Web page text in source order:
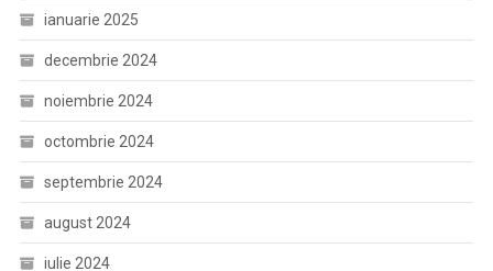
ianuarie 2025
decembrie 2024
noiembrie 2024
octombrie 2024
septembrie 2024
august 2024
iulie 2024